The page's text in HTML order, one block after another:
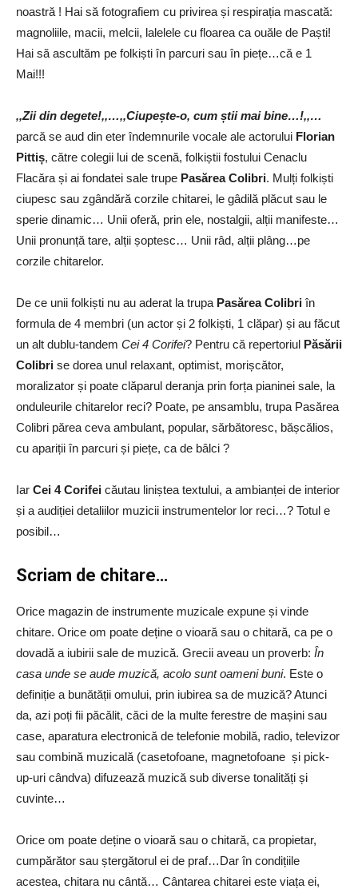
noastră ! Hai să fotografiem cu privirea și respirația mascată:
magnoliile, macii, melcii, lalelele cu floarea ca ouăle de Paști!
Hai să ascultăm pe folkiști în parcuri sau în piețe…că e 1
Mai!!!
,,Zii din degete!,,…,,Ciupește-o, cum știi mai bine…!,,…
parcă se aud din eter îndemnurile vocale ale actorului Florian
Pittiș, către colegii lui de scenă, folkiștii fostului Cenaclu
Flacăra și ai fondatei sale trupe Pasărea Colibri. Mulți folkiști
ciupesc sau zgândără corzile chitarei, le gâdilă plăcut sau le
sperie dinamic… Unii oferă, prin ele, nostalgii, alții manifeste…
Unii pronunță tare, alții șoptesc… Unii râd, alții plâng…pe
corzile chitarelor.
De ce unii folkiști nu au aderat la trupa Pasărea Colibri în
formula de 4 membri (un actor și 2 folkiști, 1 clăpar) și au făcut
un alt dublu-tandem Cei 4 Corifei? Pentru că repertoriul Păsării
Colibri se dorea unul relaxant, optimist, morișcător,
moralizator și poate clăparul deranja prin forța pianinei sale, la
onduleurile chitarelor reci? Poate, pe ansamblu, trupa Pasărea
Colibri părea ceva ambulant, popular, sărbătoresc, bășcălios,
cu apariții în parcuri și piețe, ca de bâlci ?
Iar Cei 4 Corifei căutau liniștea textului, a ambianței de interior
și a audiției detaliilor muzicii instrumentelor lor reci…? Totul e
posibil…
Scriam de chitare…
Orice magazin de instrumente muzicale expune și vinde
chitare. Orice om poate deține o vioară sau o chitară, ca pe o
dovadă a iubirii sale de muzică. Grecii aveau un proverb: În
casa unde se aude muzică, acolo sunt oameni buni. Este o
definiție a bunătății omului, prin iubirea sa de muzică? Atunci
da, azi poți fii păcălit, căci de la multe ferestre de mașini sau
case, aparatura electronică de telefonie mobilă, radio, televizor
sau combină muzicală (casetofoane, magnetofoane și pick-
up-uri cândva) difuzează muzică sub diverse tonalități și
cuvinte…
Orice om poate deține o vioară sau o chitară, ca propietar,
cumpărător sau ștergătorul ei de praf…Dar în condițiile
acestea, chitara nu cântă… Cântarea chitarei este viața ei,